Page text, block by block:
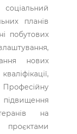
планів
побутових
нових
на